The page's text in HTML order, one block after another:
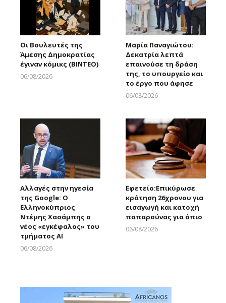
Οι Βουλευτές της
Άμεσης Δημοκρατίας
έγιναν κόμικς (ΒΙΝΤΕΟ)
06/08/2026
Μαρία Παναγιώτου:
Δεκατρία λεπτά
επαινούσε τη δράση
της, το υπουργείο και
το έργο που άφησε
06/08/2026
Αλλαγές στην ηγεσία
της Google: Ο
Ελληνοκύπριος
Ντέμης Χασάμπης ο
νέος «εγκέφαλος» του
τμήματος AI
06/08/2026
Εφετείο:Eπικύρωσε
κράτηση 26χρονου για
εισαγωγή και κατοχή
παπαρούνας για όπιο
06/08/2026